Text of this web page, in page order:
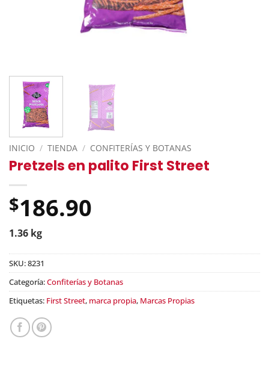
INICIO / TIENDA / CONFITERÍAS Y BOTANAS
Pretzels en palito First Street
$186.90
1.36 kg
SKU:8231
Categoría:Confiterías y Botanas
Etiquetas: First Street, marca propia, Marcas Propias